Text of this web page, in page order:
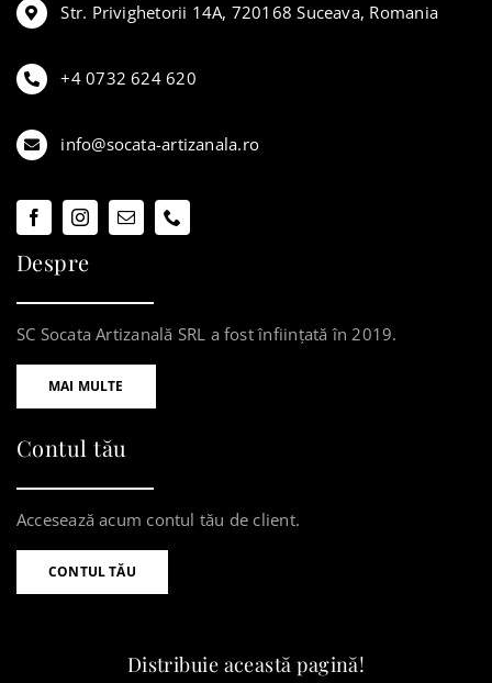
Str. Privighetorii 14A, 720168 Suceava, Romania
+4 0732 624 620
info@socata-artizanala.ro
Despre
SC Socata Artizanală SRL a fost înființată în 2019.
MAI MULTE
Contul tău
Accesează acum contul tău de client.
CONTUL TĂU
Distribuie această pagină!